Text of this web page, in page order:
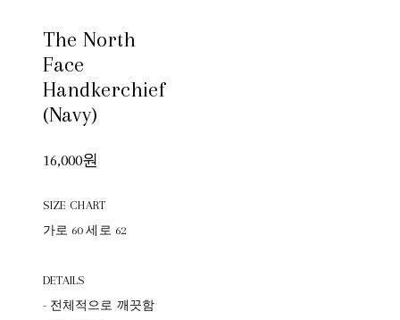
The North
Face
Handkerchief
(Navy)
16,000원
SIZE CHART
가로 60 세로 62
DETAILS
- 전체적으로 깨끗함